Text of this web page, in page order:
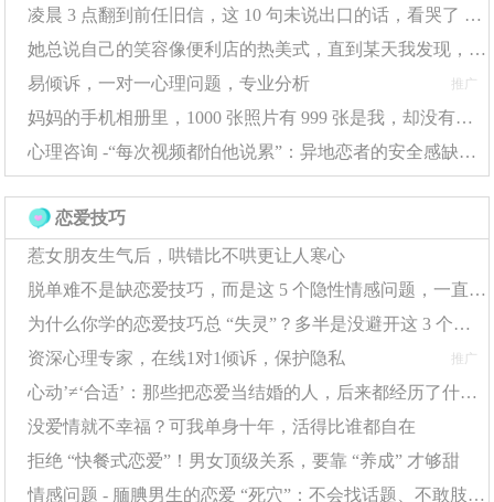
从不敢接电话到半年后主持百人会议。
势"训练（扩展性肢体动作） ✓ 对镜练习坚定眼神接
触 ✓ 录音修正语音语调
哈佛研究表明，保持有力姿势2分钟能使睾酮水平上升
20%，压力激素下降15%。挺拔的身姿会向神经系统发
送"我很强大"的信号。
三、环境优化策略
社交圈层过滤 建立人际关系的"三级筛选"： √
减少与习惯性否定者的接触 √ 增加与成长型思维者
的互动 √ 主动连接某领域的榜样人物
社会学习理论指出，人类70%的自我认知来源于环境
凌晨 3 点翻到前任旧信，这 10 句未说出口的话，看哭了 10000 人
她总说自己的笑容像便利店的热美式，直到某天我发现，那杯咖啡早就凉透了
易倾诉，一对一心理问题，专业分析
推广
妈妈的手机相册里，1000 张照片有 999 张是我，却没有一张她自己
心理咨询 -“每次视频都怕他说累”：异地恋者的安全感缺失，该怎么靠自己补回来？
恋爱技巧
惹女朋友生气后，哄错比不哄更让人寒心
脱单难不是缺恋爱技巧，而是这 5 个隐性情感问题，一直在 “挡桃花”
为什么你学的恋爱技巧总 “失灵”？多半是没避开这 3 个隐形误区
资深心理专家，在线1对1倾诉，保护隐私
推广
心动’≠‘合适’：那些把恋爱当结婚的人，后来都经历了什么？
没爱情就不幸福？可我单身十年，活得比谁都自在
拒绝 “快餐式恋爱”！男女顶级关系，要靠 “养成” 才够甜
情感问题 - 腼腆男生的恋爱 “死穴”：不会找话题、不敢肢体接触？这样改超简单